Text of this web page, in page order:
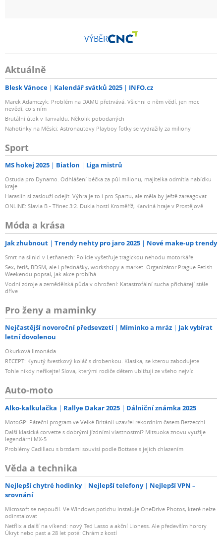
VÝBĚR
Aktuálně
Blesk Vánoce Kalendář svátků 2025 INFO.cz
Marek Adamczyk: Problém na DAMU přetrvává. Všichni o něm vědí, jen moc
nevědí, co s ním
Brutální útok v Tanvaldu: Několik pobodaných
Nahotinky na Měsíci: Astronautovy Playboy fotky se vydražily za miliony
Sport
MS hokej 2025 Biatlon Liga mistrů
Ostuda pro Dynamo. Odhlášení béčka za půl milionu, majitelka odmítla nabídku
kraje
Haraslín si zaslouží odejít. Výhra je to i pro Spartu, ale měla by ještě zareagovat
ONLINE: Slavia B - Třinec 3:2. Dukla hostí Kroměříž, Karviná hraje v Prostějově
Móda a krása
Jak zhubnout Trendy nehty pro jaro 2025 Nové make-up trendy
Smrt na silnici v Letňanech: Policie vyšetřuje tragickou nehodu motorkáře
Sex, fetiš, BDSM, ale i přednášky, workshopy a market. Organizátor Prague Fetish
Weekendu popsal, jak akce probíhá
Vodní zdroje a zemědělská půda v ohrožení: Katastrofální sucha přicházejí stále
dříve
Pro ženy a maminky
Nejčastější novoroční předsevzetí Miminko a mráz
Jak vybírat
letní dovolenou
Okurková limonáda
RECEPT: Kynutý švestkový koláč s drobenkou. Klasika, se kterou zabodujete
Tohle nikdy neříkejte! Slova, kterými rodiče dětem ubližují ze všeho nejvíc
Auto-moto
Alko-kalkulačka Rallye Dakar 2025 Dálniční známka 2025
MotoGP: Páteční program ve Velké Británii uzavřel rekordním časem Bezzecchi
Další klasická corvette s dobrými jízdními vlastnostmi? Mitsuoka znovu využije
legendární MX-5
Problémy Cadillacu s brzdami souvisí podle Bottase s jejich chlazením
Věda a technika
Nejlepší chytré hodinky Nejlepší telefony
Nejlepší VPN –
srovnání
Microsoft se nepoučil. Ve Windows potichu instaluje OneDrive Photos, které nelze
odinstalovat
Netflix a další na víkend: nový Ted Lasso a akční Lioness. Ale především horory
Úkryt nebo past a 28 let poté: Chrám z kostí